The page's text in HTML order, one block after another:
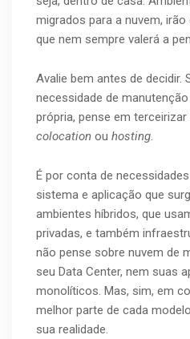
migrados para a nuvem,
que nem sempre valerá a
Avalie bem antes de decidir.
necessidade de
própria, pense em
colocation ou hosting
É por conta de
sistema e aplicação que
ambientes híbridos, que
privadas, e também
não pense sobre nuvem de
seu Data Center, nem suas
monolíticos. Mas, sim, em
melhor parte de cada
sua realidade.